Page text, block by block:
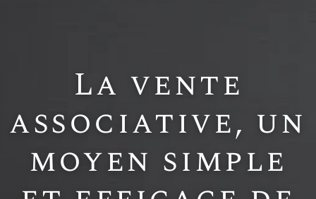
La vente
associative, un
moyen simple